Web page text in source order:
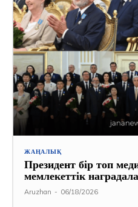
ЖАҢАЛЫҚ
Президент бір топ
мемлекеттік
Aruzhan - 06/18/2026